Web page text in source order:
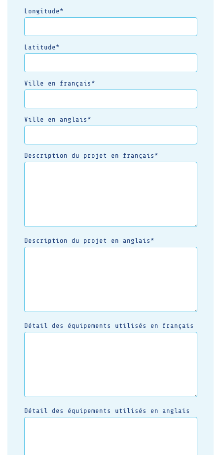
Longitude*
Latitude*
Ville en français*
Ville en anglais*
Description du projet en français*
Description du projet en anglais*
Détail des équipements utilisés en français
Détail des équipements utilisés en anglais